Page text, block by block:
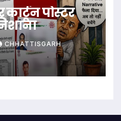
कार्टून पोस्टर
CHHATTISGARH